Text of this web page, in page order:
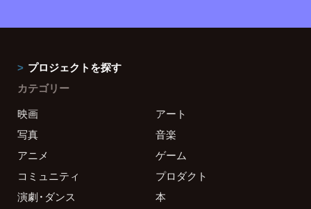
プロジェクトを探す
カテゴリー
映画
アート
写真
音楽
アニメ
ゲーム
コミュニティ
プロダクト
演劇・ダンス
本